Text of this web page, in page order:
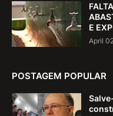
E
April
POSTAGEM POPULAR